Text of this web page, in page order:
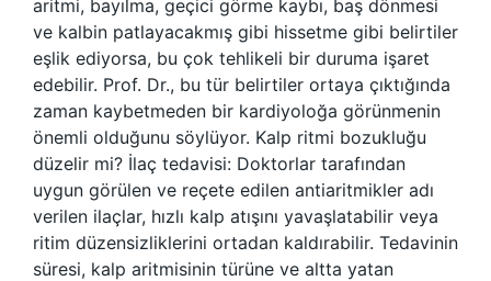
aritmi, bayılma, geçici görme kaybı, baş dönmesi
ve kalbin patlayacakmış gibi hissetme gibi belirtiler
eşlik ediyorsa, bu çok tehlikeli bir duruma işaret
edebilir. Prof. Dr., bu tür belirtiler ortaya çıktığında
zaman kaybetmeden bir kardiyoloğa görünmenin
önemli olduğunu söylüyor. Kalp ritmi bozukluğu
düzelir mi? İlaç tedavisi: Doktorlar tarafından
uygun görülen ve reçete edilen antiaritmikler adı
verilen ilaçlar, hızlı kalp atışını yavaşlatabilir veya
ritim düzensizliklerini ortadan kaldırabilir. Tedavinin
süresi, kalp aritmisinin türüne ve altta yatan